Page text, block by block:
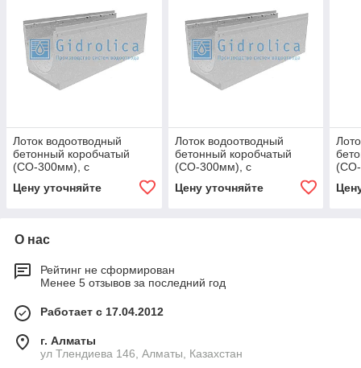
Лоток водоотводный
бетонный коробчатый
(СО-300мм), с
оцинкованной насадкой
КU 100.36,3(30).37(30,5) -
Цену уточняйте
Лоток водоотводный
бетонный коробчатый
(СО-300мм), с
оцинкованной насадкой
КU 100.36,3(30).37(30,5) -
Цену уточняйте
КU
О нас
Рейтинг не сформирован
Менее 5 отзывов за последний год
Работает с 17.04.2012
г. Алматы
ул Тлендиева 146, Алматы, Казахстан